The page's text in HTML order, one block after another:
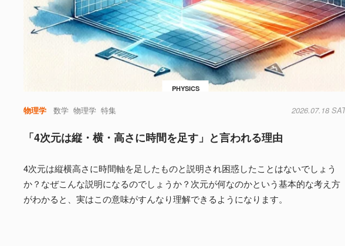
PHYSICS
物理学 数学 物理学 特集 2026.07.18
「4次元は縦・横・高さに時間を足す」と言われる理由
4次元は縦横高さに時間軸を足したものと説明され困惑したことはないでしょう
か？なぜこんな説明になるのでしょうか？次元が何なのかという基本的な考え方
がわかると、実はこの意味がすんなり理解できるようになります。